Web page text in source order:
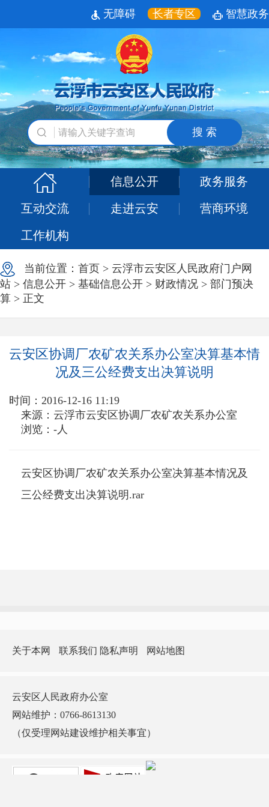
无障碍 长者专区 智慧政务
搜 索
信息公开 政务服务
互动交流 走进云安 营商环境
工作机构
当前位置： 首页 > 云浮市云安区人民政府门户网
站 > 信息公开 > 基础信息公开 > 财政情况 > 部门预决
算 > 正文
云安区协调厂农矿农关系办公室决算基本情
况及三公经费支出决算说明
时间：2016-12-16 11:19
来源：云浮市云安区协调厂农矿农关系办公室
浏览： -人
云安区协调厂农矿农关系办公室决算基本情况及
三公经费支出决算说明.rar
关于本网 联系我们 隐私声明 网站地图
云安区人民政府办公室
网站维护：0766-8613130
（仅受理网站建设维护相关事宜）